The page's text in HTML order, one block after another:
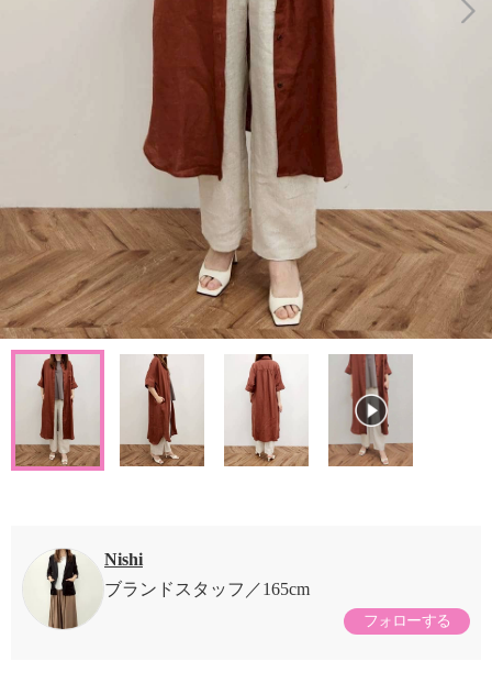
Nishi
ブランドスタッフ
165cm
フォローする